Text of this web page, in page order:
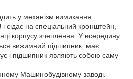
у механізм вимикання
на спеціальний кронштейн,
корпусу зчеплення. У всередину
вижимний підшипник, має
і підшипник являють собою саму
Машинобудівному заводі.